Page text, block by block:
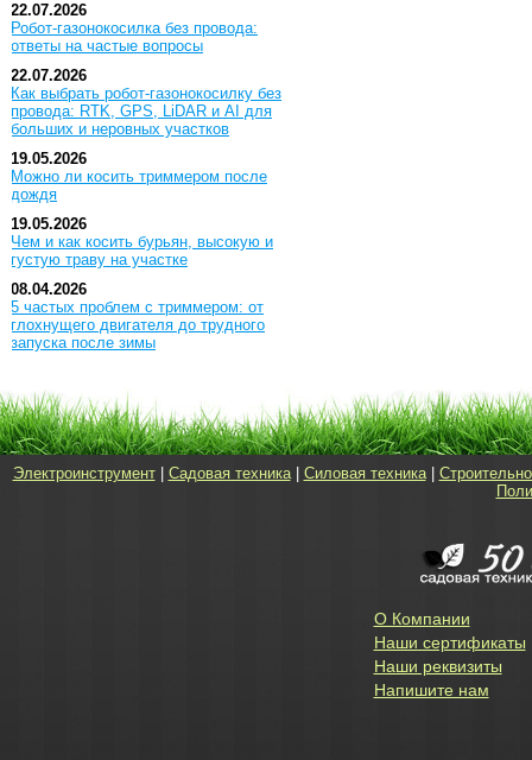
22.07.2026
Робот-газонокосилка без провода:
ответы на частые вопросы
22.07.2026
Как выбрать робот-газонокосилку без
провода: RTK, GPS, LiDAR и AI для
больших и неровных участков
19.05.2026
Можно ли косить триммером после
дождя
19.05.2026
Чем и как косить бурьян, высокую и
густую траву на участке
08.04.2026
5 частых проблем с триммером: от
глохнущего двигателя до трудного
запуска после зимы
Электроинструмент| Садовая техника| Силовая техника|
О Компании
Наши сертификаты
Наши реквизиты
Напишите нам